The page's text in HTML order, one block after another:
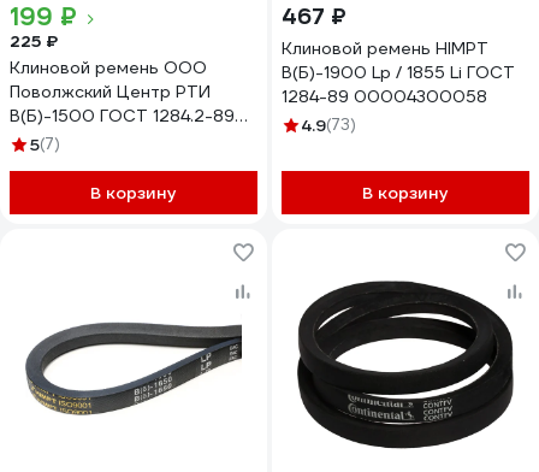
199 ₽
225 ₽
Клиновой ремень ООО
Поволжский Центр РТИ
В(Б)-1500 ГОСТ 1284.2-89
2.003.018
5(7)
В корзину
467 ₽
Клиновой ремень HIMPT
В(Б)-1900 Lp / 1855 Li ГОСТ
1284-89 00004300058
4.9(73)
В корзину